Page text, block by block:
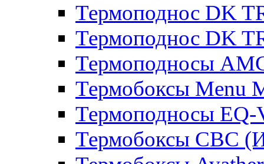
Термоподнос DK
Термоподнос DK
Термоподносы
Термобоксы Menu
Термоподносы EQ-
Термобоксы CBC